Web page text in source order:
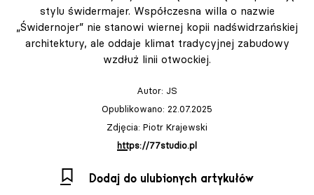
stylu świdermajer. Współczesna willa o nazwie
„Świdernojer” nie stanowi wiernej kopii nadświdrzańskiej
architektury, ale oddaje klimat tradycyjnej zabudowy
wzdłuż linii otwockiej.
Autor: JS
Opublikowano: 22.07.2025
Zdjęcia: Piotr Krajewski
https://77studio.pl
Dodaj do ulubionych artykułów